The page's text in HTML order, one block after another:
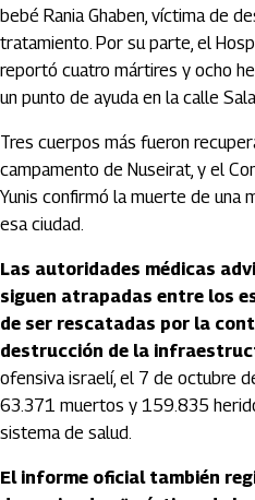
bebé Rania Ghaben, víctima de
tratamiento. Por su parte, el
reportó cuatro mártires y ocho
un punto de ayuda en la calle
Tres cuerpos más fueron
campamento de Nuseirat, y el
Yunis confirmó la muerte de una
esa ciudad.
Las autoridades médicas
siguen atrapadas entre los
de ser rescatadas por la
destrucción de la
ofensiva israelí, el 7 de octubre
63.371 muertos y 159.835
sistema de salud.
El informe oficial también